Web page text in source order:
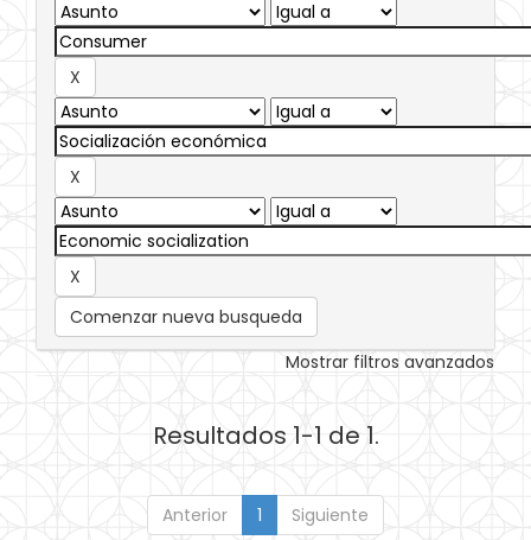
Comenzar nueva busqueda
Mostrar filtros avanzados
Resultados 1-1 de 1.
Anterior 1 Siguiente